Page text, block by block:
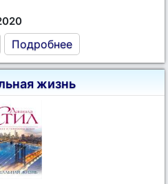
Подробнее
жизнь